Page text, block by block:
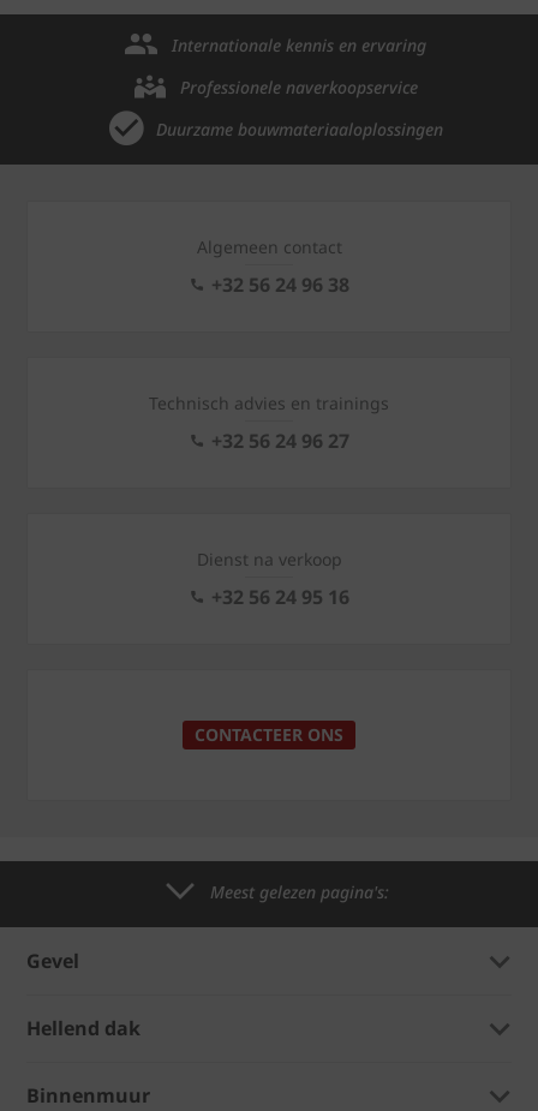
Internationale kennis en ervaring
Professionele naverkoopservice
Duurzame bouwmateriaaloplossingen
Algemeen contact
+32 56 24 96 38
Technisch advies en trainings
+32 56 24 96 27
Dienst na verkoop
+32 56 24 95 16
CONTACTEER ONS
Meest gelezen pagina's:
Gevel
Hellend dak
Binnenmuur